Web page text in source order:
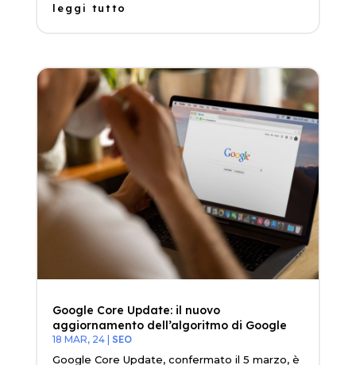
leggi tutto
Google Core Update: il nuovo
aggiornamento dell’algoritmo di Google
18 MAR, 24| SEO
Google Core Update, confermato il 5 marzo, è